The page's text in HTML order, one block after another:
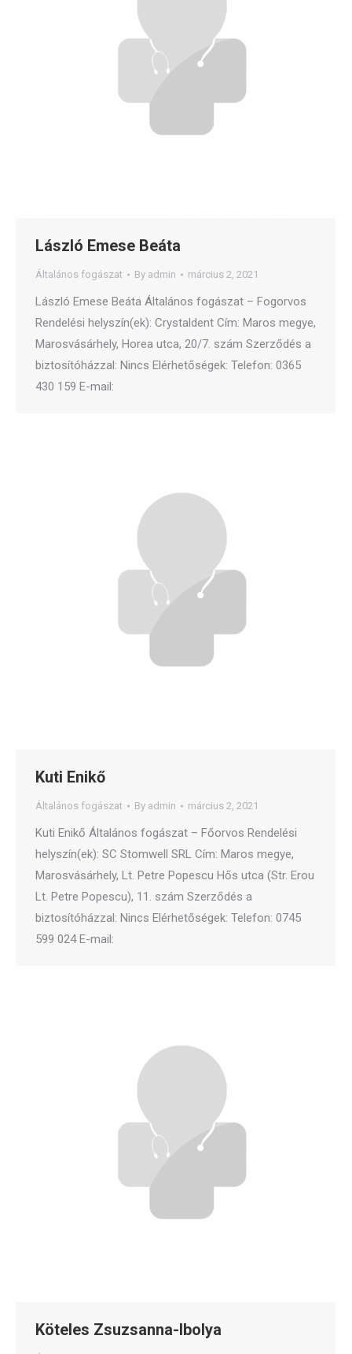
László Emese Beáta
Általános fogászat By admin március 2, 2021
László Emese Beáta Általános fogászat – Fogorvos
Rendelési helyszín(ek): Crystaldent Cím: Maros megye,
Marosvásárhely, Horea utca, 20/7. szám Szerződés a
biztosítóházzal: Nincs Elérhetőségek: Telefon: 0365
430 159 E-mail:
Kuti Enikő
Általános fogászat By admin március 2, 2021
Kuti Enikő Általános fogászat – Főorvos Rendelési
helyszín(ek): SC Stomwell SRL Cím: Maros megye,
Marosvásárhely, Lt. Petre Popescu Hős utca (Str. Erou
Lt. Petre Popescu), 11. szám Szerződés a
biztosítóházzal: Nincs Elérhetőségek: Telefon: 0745
599 024 E-mail:
Köteles Zsuzsanna-Ibolya